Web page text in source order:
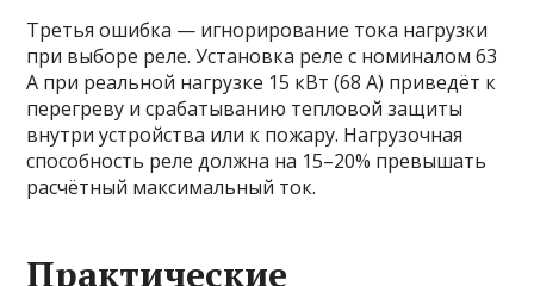
Третья ошибка — игнорирование тока нагрузки
при выборе реле. Установка реле с номиналом 63
А при реальной нагрузке 15 кВт (68 А) приведёт к
перегреву и срабатыванию тепловой защиты
внутри устройства или к пожару. Нагрузочная
способность реле должна на 15–20% превышать
расчётный максимальный ток.
Практические